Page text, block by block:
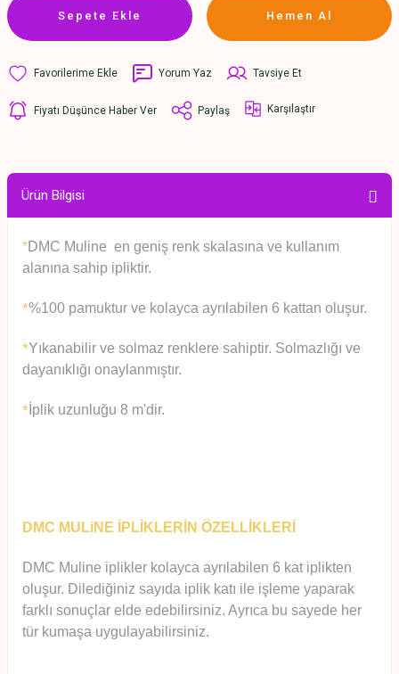
Sepete Ekle Hemen Al
Yorum Yaz Tavsiye Et
Fiyatı Düşünce Haber Ver Paylaş Karşılaştır
Ürün Bilgisi
*DMC Muline en geniş renk skalasına ve kullanım
alanına sahip ipliktir.
*%100 pamuktur ve kolayca ayrılabilen 6 kattan oluşur.
*Yıkanabilir ve solmaz renklere sahiptir. Solmazlığı ve
dayanıklığı onaylanmıştır.
* İplik uzunluğu 8 m'dir.
DMC MULiNE İPLİKLERİN ÖZELLİKLERİ
DMC Muline iplikler kolayca ayrılabilen 6 kat iplikten
oluşur. Dilediğiniz sayıda iplik katı ile işleme yaparak
farklı sonuçlar elde edebilirsiniz. Ayrıca bu sayede her
tür kumaşa uygulayabilirsiniz.